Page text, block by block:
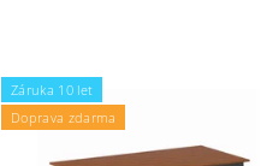
Záruka 10 let
Doprava zdarma